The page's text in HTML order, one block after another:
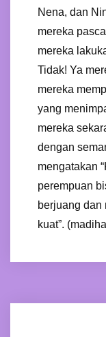
Nena, dan
mereka
mereka
Tidak! Ya
mereka
yang
mereka
dengan
mengatakan
perempuan
berjuang dan
kuat”.